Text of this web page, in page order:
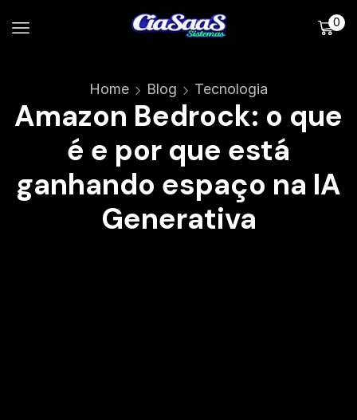
0
Home Blog Tecnologia
Amazon Bedrock: o que
é e por que está
ganhando espaço na IA
Generativa